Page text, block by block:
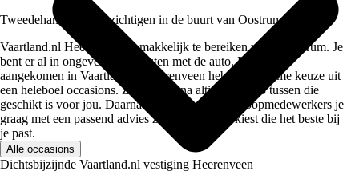
Tweedehands auto bezichtigen in de buurt van Oostrum
Vaartland.nl Heerenveen is makkelijk te bereiken vanaf Oostrum. Je
bent er al in ongeveer 45 minuten met de auto. Eenmaal
aangekomen in Vaartland.nl Heerenveen heb je een ruime keuze uit
een heleboel occasions. Zo zit er bijna altijd een auto tussen die
geschikt is voor jou. Daarnaast helpen onze verkoopmedewerkers je
graag met een passend advies zodat je de auto kiest die het beste bij
je past.
Alle occasions
Dichtsbijzijnde Vaartland.nl vestiging Heerenveen